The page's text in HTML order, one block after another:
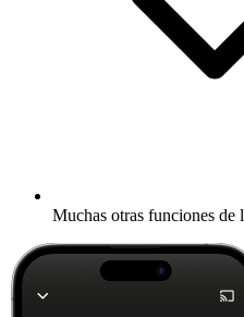
Muchas otras funciones de